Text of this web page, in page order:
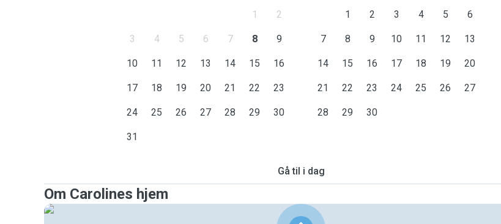
1 2
3 4 5 6 7 8 9
10 11 12 13 14 15 16
17 18 19 20 21 22 23
24 25 26 27 28 29 30
31
1 2 3 4 5 6
7 8 9 10 11 12 13
14 15 16 17 18 19 20
21 22 23 24 25 26 27
28 29 30
Gå til i dag
Om Carolines hjem